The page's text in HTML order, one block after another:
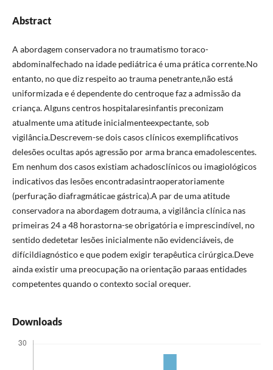
Abstract
A abordagem conservadora no traumatismo toraco-
abdominalfechado na idade pediátrica é uma prática corrente.No
entanto, no que diz respeito ao trauma penetrante,não está
uniformizada e é dependente do centroque faz a admissão da
criança. Alguns centros hospitalaresinfantis preconizam
atualmente uma atitude inicialmenteexpectante, sob
vigilância.Descrevem-se dois casos clínicos exemplificativos
delesões ocultas após agressão por arma branca emadolescentes.
Em nenhum dos casos existiam achadosclínicos ou imagiológicos
indicativos das lesões encontradasintraoperatoriamente
(perfuração diafragmáticae gástrica).A par de uma atitude
conservadora na abordagem dotrauma, a vigilância clínica nas
primeiras 24 a 48 horastorna-se obrigatória e imprescindível, no
sentido dedetetar lesões inicialmente não evidenciáveis, de
difícildiagnóstico e que podem exigir terapêutica cirúrgica.Deve
ainda existir uma preocupação na orientação paraas entidades
competentes quando o contexto social orequer.
Downloads